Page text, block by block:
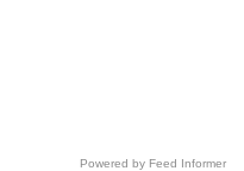
Powered by Feed Informer